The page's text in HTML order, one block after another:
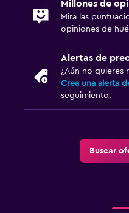
Cuna/cama nido
Zona de trabajo
Millones de
Mira las
opiniones de
Alertas de
¿Aún no quieres
Crea una alerta
seguimiento.
Buscar